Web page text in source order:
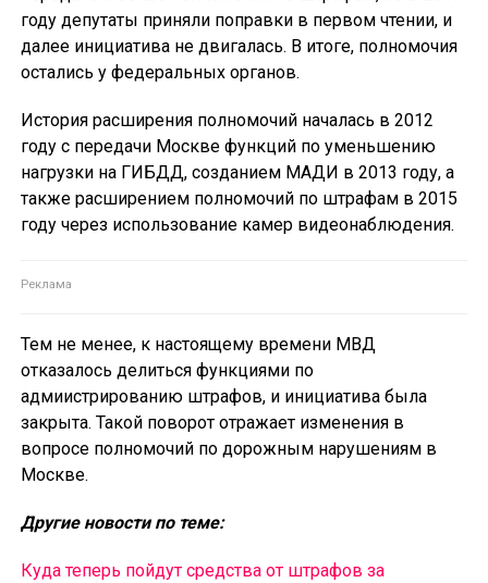
году депутаты приняли поправки в первом чтении, и
далее инициатива не двигалась. В итоге, полномочия
остались у федеральных органов.
История расширения полномочий началась в 2012
году с передачи Москве функций по уменьшению
нагрузки на ГИБДД, созданием МАДИ в 2013 году, а
также расширением полномочий по штрафам в 2015
году через использование камер видеонаблюдения.
Тем не менее, к настоящему времени МВД
отказалось делиться функциями по
адмиистрированию штрафов, и инициатива была
закрыта. Такой поворот отражает изменения в
вопросе полномочий по дорожным нарушениям в
Москве.
Другие новости по теме:
Куда теперь пойдут средства от штрафов за